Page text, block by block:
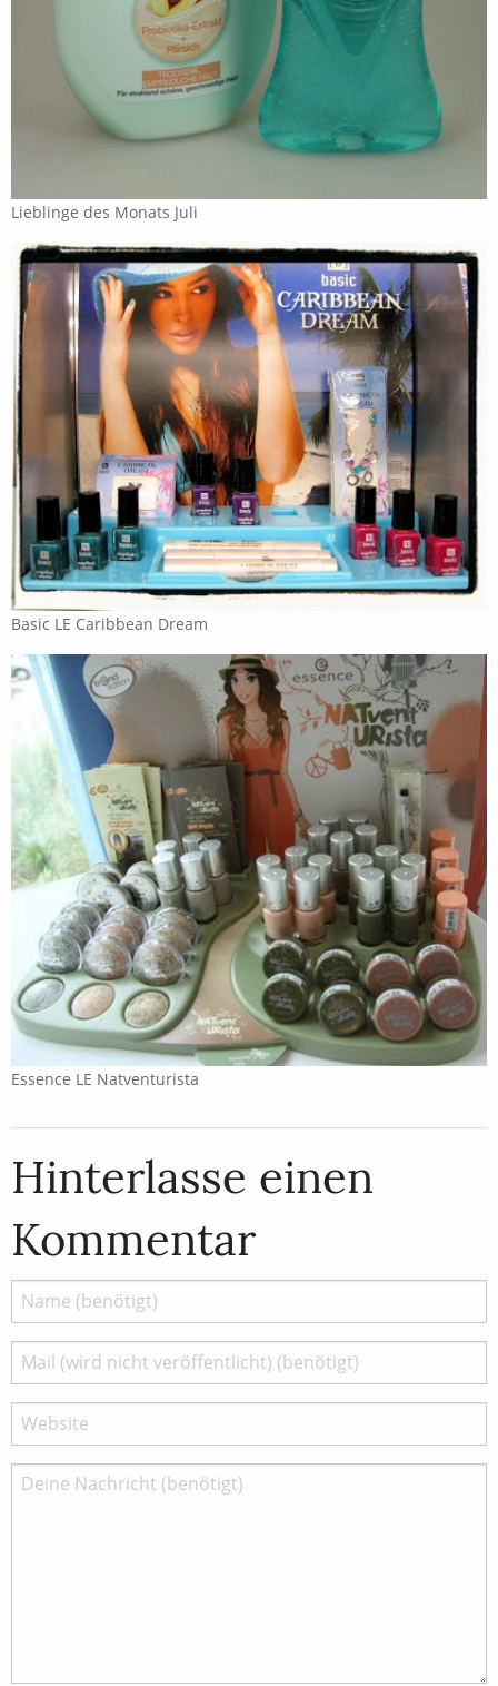
Lieblinge des Monats Juli
Basic LE Caribbean Dream
Essence LE Natventurista
Hinterlasse einen
Kommentar